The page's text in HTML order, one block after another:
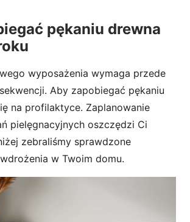
pękaniu drewna
wyposażenia wymaga przede
Aby zapobiegać pękaniu
na profilaktyce. Zaplanowanie
pielęgnacyjnych oszczędzi Ci
zebraliśmy sprawdzone
w Twoim domu.